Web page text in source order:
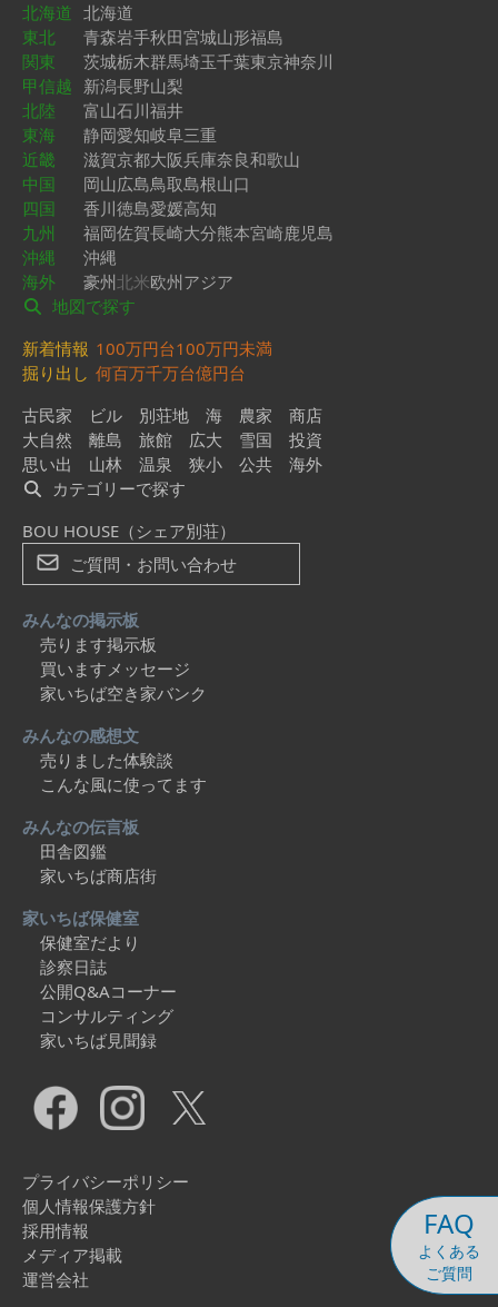
FAQ
よくある
ご質問
北海道 北海道
東北
青森岩手秋田宮城山形福島
関東
茨城栃木群馬埼玉千葉東京神奈川
甲信越 新潟長野山梨
北陸
富山石川福井
東海
静岡愛知岐阜三重
近畿
滋賀京都大阪兵庫奈良和歌山
中国
岡山広島鳥取島根山口
四国
香川徳島愛媛高知
九州
福岡佐賀長崎大分熊本宮崎鹿児島
沖縄
沖縄
海外
豪州北米欧州アジア
地図で探す
新着情報 100万円台100万円未満
掘り出し 何百万千万台億円台
古民家
ビル 別荘地 海 農家
商店
大自然
離島 旅館 広大 雪国
投資
思い出
山林 温泉 狭小 公共
海外
カテゴリーで探す
BOU HOUSE（シェア別荘）
ご質問・お問い合わせ
みんなの掲示板
売ります掲示板
買いますメッセージ
家いちば空き家バンク
みんなの感想文
売りました体験談
こんな風に使ってます
みんなの伝言板
田舎図鑑
家いちば商店街
家いちば保健室
保健室だより
診察日誌
公開Q&Aコーナー
コンサルティング
家いちば見聞録
プライバシーポリシー
個人情報保護方針
採用情報
メディア掲載
運営会社